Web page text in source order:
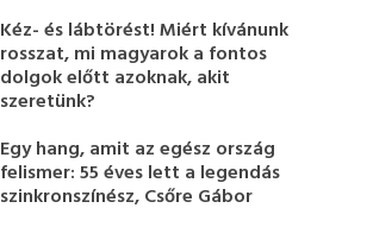
Kéz- és lábtörést! Miért kívánunk
rosszat, mi magyarok a fontos
dolgok előtt azoknak, akit
szeretünk?
Egy hang, amit az egész ország
felismer: 55 éves lett a legendás
szinkronszínész, Csőre Gábor